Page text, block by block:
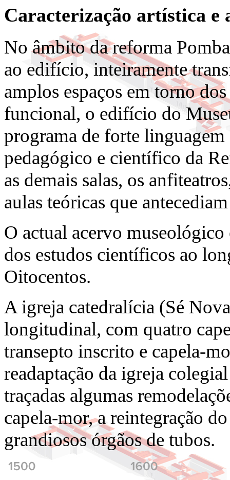
Caracterização artística e
No âmbito da reforma
ao edifício, inteiramente
amplos espaços em torno
funcional, o edifício do
programa de forte linguagem
pedagógico e científico da
as demais salas, os
aulas teóricas que
O actual acervo
dos estudos científicos ao
Oitocentos.
A igreja catedralícia (Sé
longitudinal, com quatro
transepto inscrito e capela-
readaptação da igreja
traçadas algumas
capela-mor, a reintegração
grandiosos órgãos de tubos.